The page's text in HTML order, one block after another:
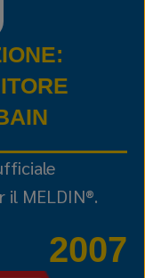
il MELDIN®.
2007